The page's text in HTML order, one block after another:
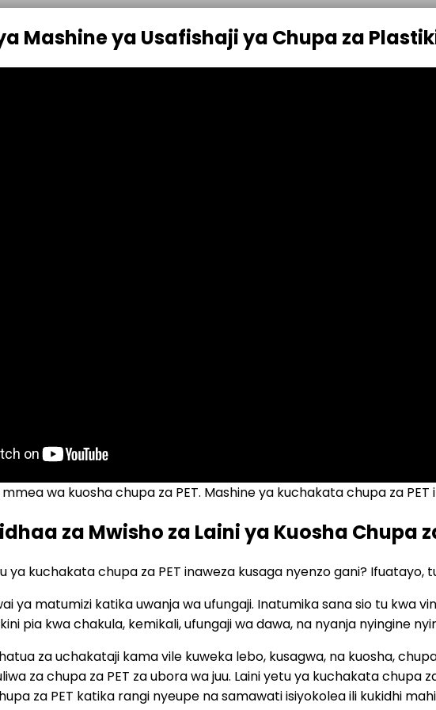
Mashine ya Usafishaji ya Chupa za
wa kuosha chupa za PET. Mashine ya kuchakata chupa za
za Mwisho za Laini ya Kuosha Chupa
ya kuchakata chupa za PET inaweza kusaga nyenzo gani?
ya matumizi katika uwanja wa ufungaji. Inatumika sana sio tu kwa
pia kwa chakula, kemikali, ufungaji wa dawa, na nyanja nyingine
za uchakataji kama vile kuweka lebo, kusagwa, na kuosha,
za chupa za PET za ubora wa juu. Laini yetu ya kuchakata chupa
za PET katika rangi nyeupe na samawati isiyokolea ili kukidhi